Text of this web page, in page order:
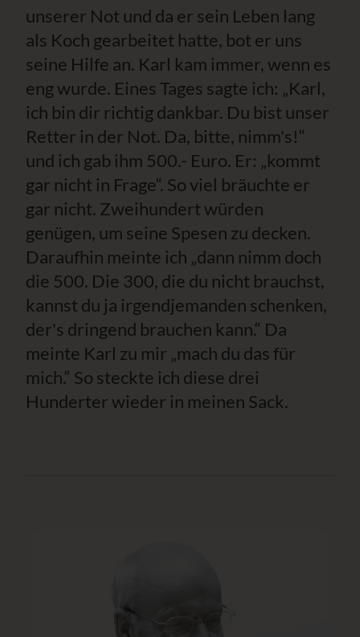
unserer Not und da er sein Leben lang
als Koch gearbeitet hatte, bot er uns
seine Hilfe an. Karl kam immer, wenn es
eng wurde. Eines Tages sagte ich: „Karl,
ich bin dir richtig dankbar. Du bist unser
Retter in der Not. Da, bitte, nimm's!“
und ich gab ihm 500.- Euro. Er: „kommt
gar nicht in Frage“. So viel bräuchte er
gar nicht. Zweihundert würden
genügen, um seine Spesen zu decken.
Daraufhin meinte ich „dann nimm doch
die 500. Die 300, die du nicht brauchst,
kannst du ja irgendjemanden schenken,
der's dringend brauchen kann.“ Da
meinte Karl zu mir „mach du das für
mich.“ So steckte ich diese drei
Hunderter wieder in meinen Sack.